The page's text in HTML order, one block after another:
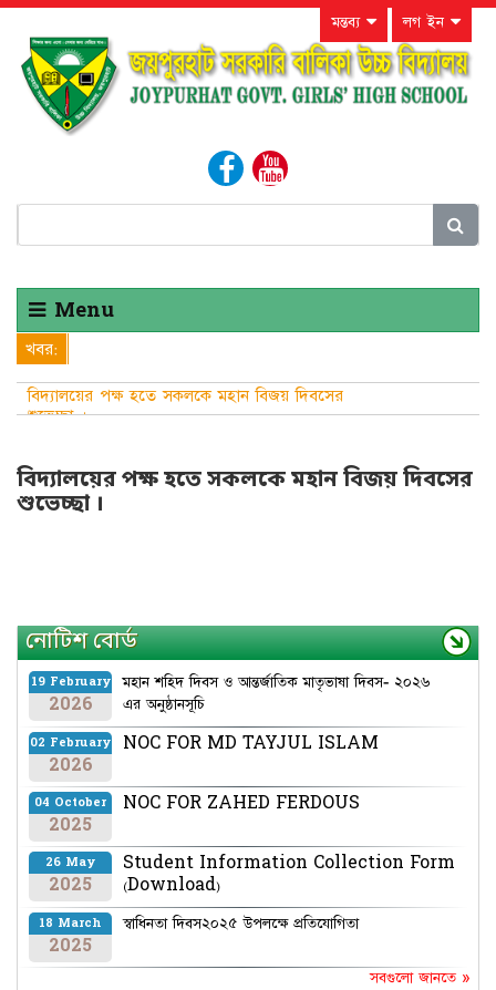
মন্তব্য লগ ইন
Menu
খবর:
বিদ্যালয়ের পক্ষ হতে সকলকে মহান বিজয় দিবসের
শুভেচ্ছা ।
বিদ্যালয়ের পক্ষ হতে সকলকে মহান বিজয় দিবসের
শুভেচ্ছা ।
নোটিশ বোর্ড
19 February
2026
মহান শহিদ দিবস ও আন্তর্জাতিক মাতৃভাষা দিবস- ২০২৬
এর অনুষ্ঠানসূচি
02 February
2026
NOC FOR MD TAYJUL ISLAM
04 October
2025
NOC FOR ZAHED FERDOUS
26 May
2025
Student Information Collection Form
(Download)
18 March
2025
স্বাধিনতা দিবস২০২৫ উপলক্ষে প্রতিযোগিতা
সবগুলো জানতে »